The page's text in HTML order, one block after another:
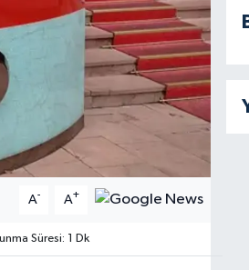
A- A+
Süresi: 1 Dk